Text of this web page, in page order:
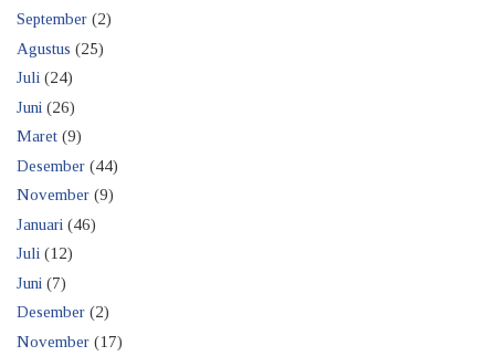
September (2)
Agustus (25)
Juli (24)
Juni (26)
Maret (9)
Desember (44)
November (9)
Januari (46)
Juli (12)
Juni (7)
Desember (2)
November (17)